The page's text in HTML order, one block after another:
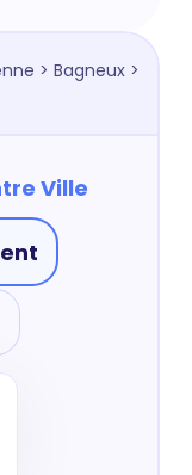
> Bagneux>
Ville